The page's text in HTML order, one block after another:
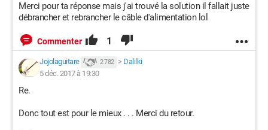
Merci pour ta réponse mais j'ai trouvé la solution il fallait juste
débrancher et rebrancher le câble d'alimentation lol
Commenter 1
Jojolaguitare 2 782 > Dalilki
5 déc. 2017 à 19:30
Re.
Donc tout est pour le mieux . . . Merci du retour.